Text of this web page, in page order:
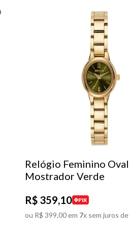
Relógio Feminino Oval
Mostrador Verde
R$ 359,10 PIX
ou R$ 399,00em 7x sem juros de